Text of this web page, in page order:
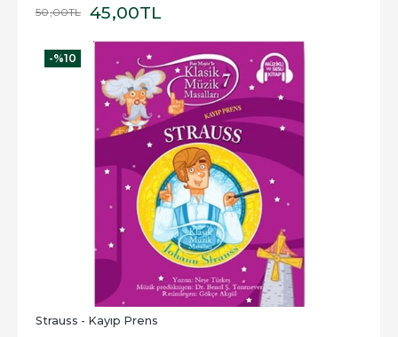
50,00TL 45,00TL
-%10
Strauss - Kayıp Prens